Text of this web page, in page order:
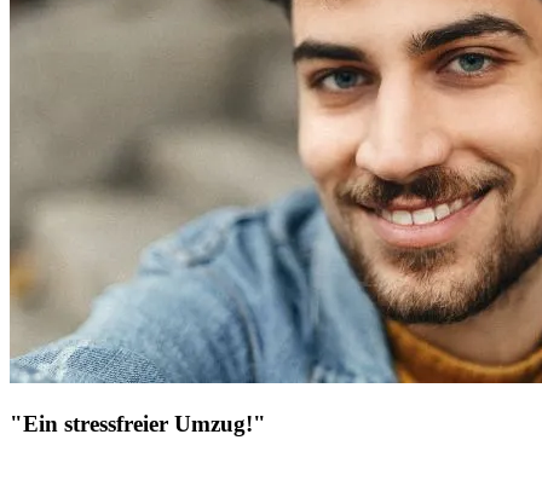
"Ein stressfreier Umzug!"